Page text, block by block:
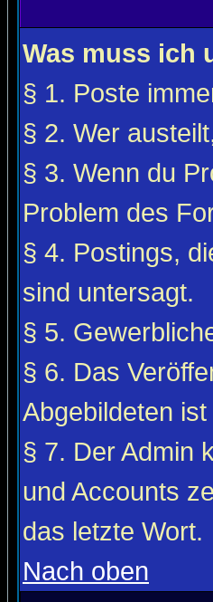
Was muss ich
§ 1. Poste
§ 2. Wer
§ 3. Wenn du
Problem des
§ 4. Postings,
sind untersagt.
§ 5.
§ 6. Das
Abgebildeten
§ 7. Der Admin
und Accounts
das letzte Wort.
Nach oben